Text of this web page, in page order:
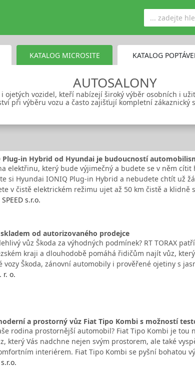
KATALOG MICROSITE KATALOG
AUTOSALONY
ojetých vozidel, kteří nabízejí široký výběr osobních i
při výběru vozu a často zajišťují kompletní zákaznický
Plug-in Hybrid od Hyundai je budoucností
elektřinu, který bude výjimečný a budete se v něm cítit
si Hyundai IONIQ Plug-in Hybrid a nebudete chtít už
v čistě elektrickém režimu ujet až 50 km čistě a klidně
s.r.o.
od autorizovaného prodejce
vůz Škoda za výhodných podmínek? RT TORAX
kraji a dlouhodobě pomáhá řidičům najít vůz,
vozy Škoda, zánovní automobily i prověřené ojetiny s
r. o.
a prostorný vůz Fiat Tipo Kombi s možností
rodina prostornější automobil? Fiat Tipo Kombi je tou
který Vás nadchne nejen svým prostorem, ale také
interiérem. Fiat Tipo Kombi se pyšní bohatou